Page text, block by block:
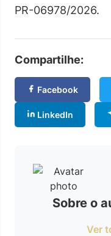
PR-06978/2026.
Compartilhe:
Facebook
LinkedIn
Sobre o
Ver